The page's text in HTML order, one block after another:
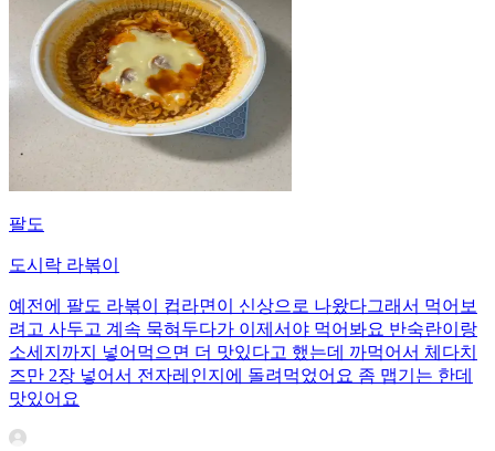
팔도
도시락 라볶이
예전에 팔도 라볶이 컵라면이 신상으로 나왔다그래서 먹어보
려고 사두고 계속 묵혀두다가 이제서야 먹어봐요 반숙란이랑
소세지까지 넣어먹으면 더 맛있다고 했는데 까먹어서 체다치
즈만 2장 넣어서 전자레인지에 돌려먹었어요 좀 맵기는 한데
맛있어요